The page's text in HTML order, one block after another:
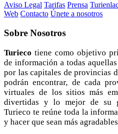
Aviso Legal Tarifas Prensa
Web Contacto Únete a nosotros
Sobre Nosotros
Turieco tiene como objetivo
de información a todas
por las capitales de provincias
podrán encontrar, de cada
virtuales de los sitios más
divertidas y lo mejor de su
Turieco te reúne toda la
y hacer que sean más